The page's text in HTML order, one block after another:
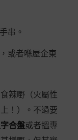
串。
或者喺屋企東
辣嘢（火屬性
！）。不過要
合盤或者搵專